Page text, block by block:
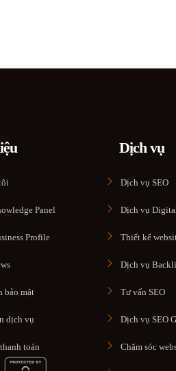
Panel
Profile
bảo mật
dịch vụ
toán
Dịch vụ
Dịch vụ SEO
Dịch vụ
Thiết kế
Dịch vụ
Tư vấn SEO
Dịch vụ SEO
Chăm sóc